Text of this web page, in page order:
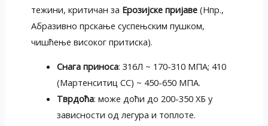
тежини, критичан за Ерозијске пријаве(Нпр.,
Абразивно прскање суспењским пушком,
чишћење високог притиска).
Снага приноса: 316Л ~ 170-310 МПА; 410
(Мартенситиц СС) ~ 450-650 МПА.
Тврдоћа: може доћи до 200-350 ХБ у
зависности од легура и топлоте.